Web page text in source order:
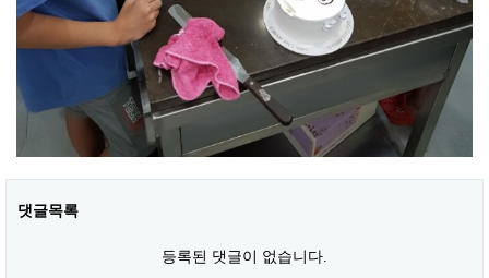
댓글목록
등록된 댓글이 없습니다.